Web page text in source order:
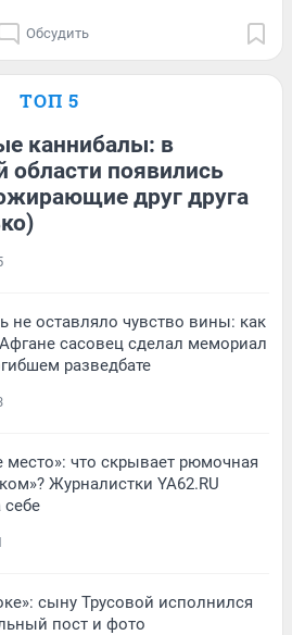
Обсудить
ТОП 5
каннибалы: в
области появились
друг друга
не оставляло чувство вины: как
сасовец сделал мемориал
разведбате
место»: что скрывает рюмочная
Журналистки YA62.RU
себе
сыну Трусовой исполнился
пост и фото